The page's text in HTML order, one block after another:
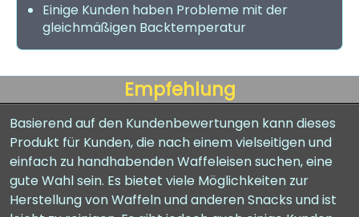
Einige Kunden haben Probleme mit der
gleichmäßigen Backtemperatur
Empfehlung
Basierend auf den Kundenbewertungen kann dieses
Produkt für Kunden, die nach einem vielseitigen und
einfach zu handhabenden Waffeleisen suchen, eine
gute Wahl sein. Es bietet viele Möglichkeiten zur
Herstellung von Waffeln und anderen Snacks und ist